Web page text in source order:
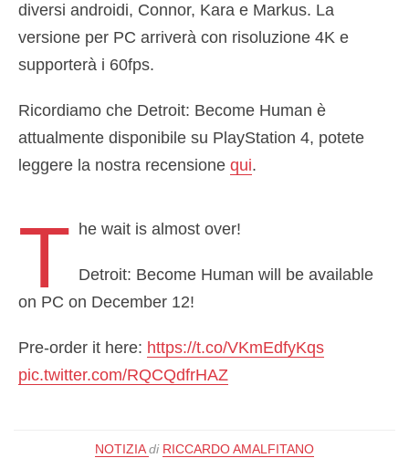
diversi androidi, Connor, Kara e Markus. La
versione per PC arriverà con risoluzione 4K e
supporterà i 60fps.
Ricordiamo che Detroit: Become Human è
attualmente disponibile su PlayStation 4, potete
leggere la nostra recensione qui.
T he wait is almost over!
Detroit: Become Human will be available
on PC on December 12!
Pre-order it here: https://t.co/VKmEdfyKqs
pic.twitter.com/RQCQdfrHAZ
November 19, 2019
NOTIZIA di RICCARDO AMALFITANO